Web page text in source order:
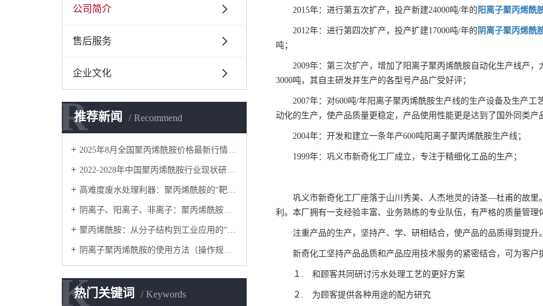
公司简介
售后服务
企业文化
推荐新闻 Recommend
R
R
2025年8月全国聚丙烯酰胺价格最新行情预测
2022-2028年中国聚丙烯酰胺行业现状研究分析
高难度废水处理利器：聚丙烯酰胺的“靶向絮凝”技术解析
阴离子、阳离子、非离子：聚丙烯酰胺的“三兄弟”如何各显神通？
聚丙烯酰胺：从分子结构到工业应用的“万能胶”
阴离子聚丙烯酰胺的使用方法（操作规范）
热门关键词 Keywords
K
K
2015年：进行第五次扩产，投产新建24000吨/年的 阳离子聚丙烯酰
2012年：进行第四次扩产，投产扩建17000吨/年的 阴离子聚丙烯酰
吨；
2009年：第三次扩产，增加了阳离子聚丙烯酰胺自动化生产线产，
3000吨，其自主研发并生产的各型号产品广受好评；
2007年：对600吨/年阳离子聚丙烯酰胺生产线的生产设备及生产工
动化的生产，使产品质量更稳定，产品使用性能更是达到了国外同类产
2004年：开发和建立一条年产600吨阳离子聚丙烯酰胺生产线；
1999年：巩义市新奇化工厂成立，专注于精细化工品的生产；
巩义市新奇化工厂座落于山川秀美、人杰地灵的诗圣—杜甫的故里
利。本厂拥有一支经验丰富、业务熟练的专业队伍，有严格的质量管理
注重产品的生产，坚持产、学、研相结合，使产品的品质得到提升
新奇化工坚持产品品质和产品应用技术服务的紧密结合，可为客户
１. 和顾客共同研讨污水处理工艺的更好方案
２. 为顾客提供各种用途的配方研究